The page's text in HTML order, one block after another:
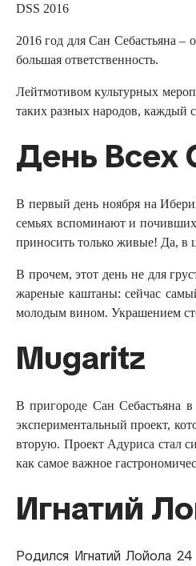
DSS 2016
2016 год для Сан Себастьяна –
большая ответственность.
Лейтмотивом культурных
таких разных народов, каждый
День Всех
В первый день ноября на
семьях вспоминают и почивших
приносить только живые! Да, в
В прочем, этот день не для
жареные каштаны: сейчас
молодым вином. Украшением
Mugaritz
В пригороде Сан Себастьяна
экспериментальный проект,
вторую. Проект Адуриса стал
как самое важное
Игнатий
Родился Игнатий Лойола